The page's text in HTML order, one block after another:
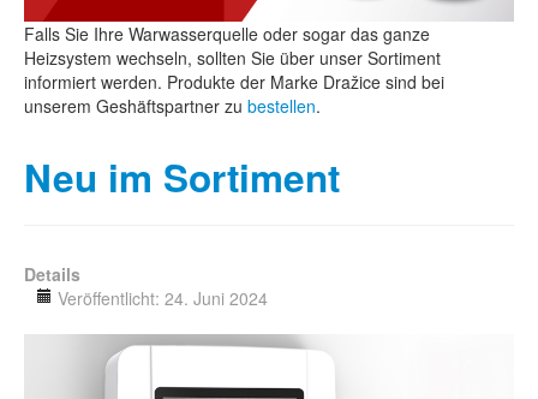
Falls Sie Ihre Warwasserquelle oder sogar das ganze
Heizsystem wechseln, sollten Sie über unser Sortiment
informiert werden. Produkte der Marke Dražice sind bei
unserem Geshäftspartner zu bestellen.
Neu im Sortiment
Details
Veröffentlicht: 24. Juni 2024